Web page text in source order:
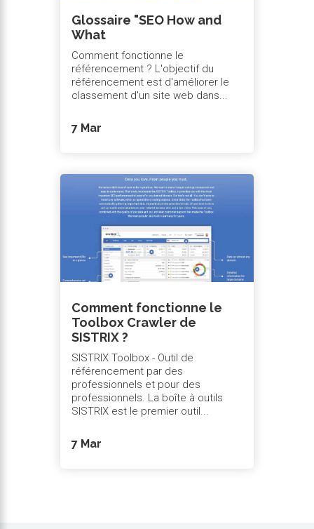
Glossaire "SEO How and
What
Comment fonctionne le
référencement ? L'objectif du
référencement est d'améliorer le
classement d'un site web dans...
7 Mar
Comment fonctionne le
Toolbox Crawler de
SISTRIX ?
SISTRIX Toolbox - Outil de
référencement par des
professionnels et pour des
professionnels. La boîte à outils
SISTRIX est le premier outil...
7 Mar